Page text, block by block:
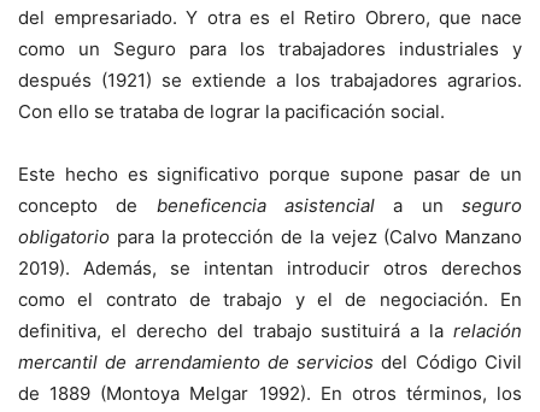
del empresariado. Y otra es el Retiro Obrero, que nace
como un Seguro para los trabajadores industriales y
después (1921) se extiende a los trabajadores agrarios.
Con ello se trataba de lograr la pacificación social.
Este hecho es significativo porque supone pasar de un
concepto de beneficencia asistencial a unseguro
obligatorio para la protección de la vejez (Calvo Manzano
2019). Además, se intentan introducir otros derechos
como el contrato de trabajo y el de negociación. En
definitiva, el derecho del trabajo sustituirá a la relación
mercantil de arrendamiento de servicios del Código Civil
de 1889 (Montoya Melgar 1992). En otros términos, los